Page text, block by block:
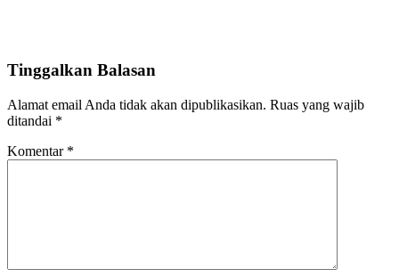
Tinggalkan Balasan
Alamat email Anda tidak akan dipublikasikan. Ruas yang wajib
ditandai *
Komentar *